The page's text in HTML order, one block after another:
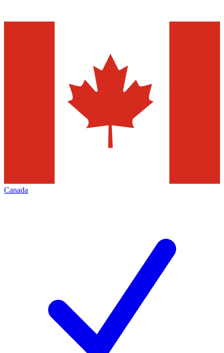
Canada